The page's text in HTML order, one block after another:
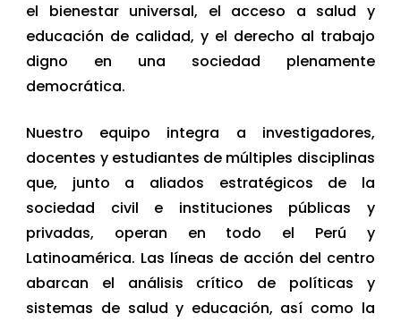
el bienestar universal, el acceso a salud y
educación de calidad, y el derecho al trabajo
digno en una sociedad plenamente
democrática.
Nuestro equipo integra a investigadores,
docentes y estudiantes de múltiples disciplinas
que, junto a aliados estratégicos de la
sociedad civil e instituciones públicas y
privadas, operan en todo el Perú y
Latinoamérica. Las líneas de acción del centro
abarcan el análisis crítico de políticas y
sistemas de salud y educación, así como la